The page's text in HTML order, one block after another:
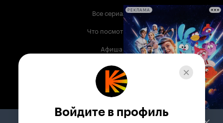
Все сериалы
Что посмотреть
Афиша
Музыка
Телепрограмма
Служба поддержки
РЕКЛАМА
Войдите в профиль